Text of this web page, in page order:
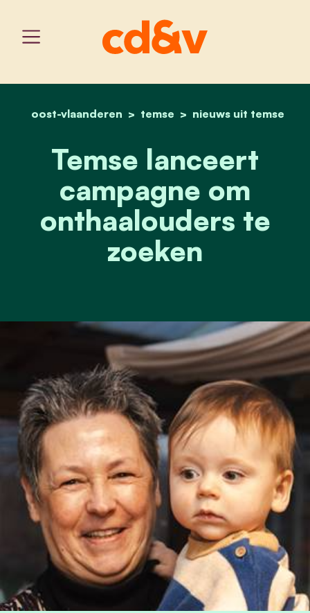
home
oost-vlaanderen temse nieuws uit temse
temse lanceert
Temse lanceert
campagne om
onthaalouders te
zoeken